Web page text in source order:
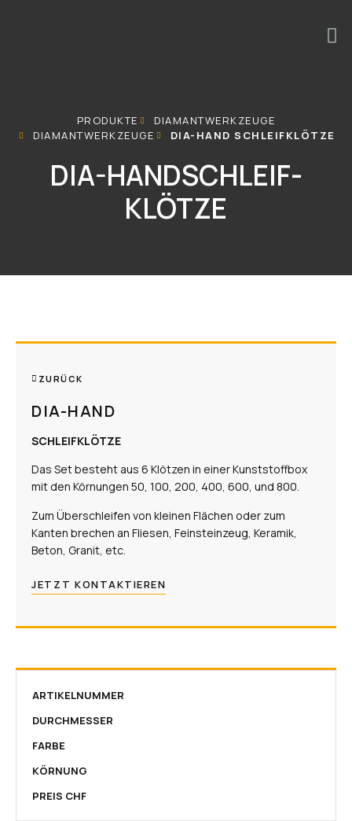
PRODUKTE
DIAMANTWERKZEUGE
DIAMANTWERKZEUGE
DIA-HAND SCHLEIFKLÖTZE
DIA-HANDSCHLEIF-
KLÖTZE
ZURÜCK
DIA-HAND
SCHLEIFKLÖTZE
Das Set besteht aus 6 Klötzen in einer Kunststoffbox
mit den Körnungen 50, 100, 200, 400, 600, und 800.
Zum Überschleifen von kleinen Flächen oder zum
Kanten brechen an Fliesen, Feinsteinzeug, Keramik,
Beton, Granit, etc.
JETZT KONTAKTIEREN
ARTIKELNUMMER
DURCHMESSER
FARBE
KÖRNUNG
PREIS CHF